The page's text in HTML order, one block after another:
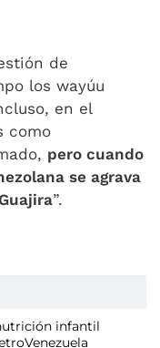
de
los wayúu
en el
como
pero cuando
se agrava
”.
infantil
Venezuela